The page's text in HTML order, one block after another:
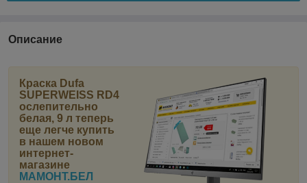
Описание
Краска Dufa
SUPERWEISS RD4
ослепительно
белая, 9 л теперь
еще легче купить
в нашем новом
интернет-
магазине
МАМОНТ.БЕЛ